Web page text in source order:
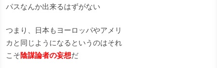
パスなんか出来るはずがない
つまり、日本もヨーロッパやアメリ
カと同じようになるというのはそれ
こそ陰謀論者の妄想だ